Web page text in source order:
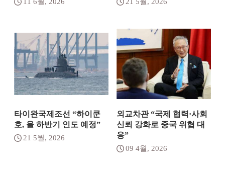
타이완국제조선 “하이쿤
호, 올 하반기 인도 예정”
21 5월, 2026
외교차관 “국제 협력·사회
신뢰 강화로 중국 위협 대
응”
09 4월, 2026